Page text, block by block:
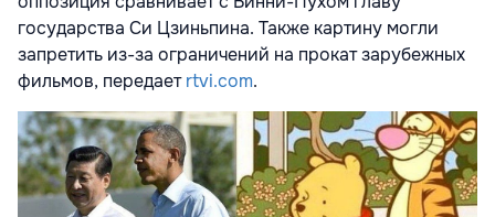
государства Си Цзиньпина. Также картину могли
запретить из-за ограничений на прокат зарубежных
фильмов, передаетrtvi.com.